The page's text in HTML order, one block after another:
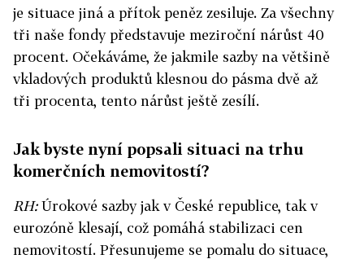
je situace jiná a přítok peněz zesiluje. Za všechny
tři naše fondy představuje meziroční nárůst 40
procent. Očekáváme, že jakmile sazby na většině
vkladových produktů klesnou do pásma dvě až
tři procenta, tento nárůst ještě zesílí.
Jak byste nyní popsali situaci na trhu
komerčních nemovitostí?
RH:Úrokové sazby jak v České republice, tak v
eurozóně klesají, což pomáhá stabilizaci cen
nemovitostí. Přesunujeme se pomalu do situace,